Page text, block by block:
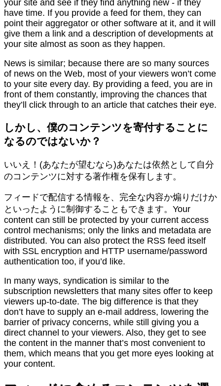
your site and see if they find anything new - if they
have time. If you provide a feed for them, they can
point their aggregator or other software at it, and it will
give them a link and a description of developments at
your site almost as soon as they happen.
News is similar; because there are so many sources
of news on the Web, most of your viewers won’t come
to your site every day. By providing a feed, you are in
front of them constantly, improving the chances that
they’ll click through to an article that catches their eye.
しかし、僕のコンテンツを寄付することに
なるのではないか？
いいえ！(あなたが望むなら)あなたは依然として自分
のコンテンツに対する著作権を保有します。
フィードで配信する情報を、完全な内容か煽りだけか
といったように制御することもできます。Your
content can still be protected by your current access
control mechanisms; only the links and metadata are
distributed. You can also protect the RSS feed itself
with SSL encryption and HTTP username/password
authentication too, if you’d like.
In many ways, syndication is similar to the
subscription newsletters that many sites offer to keep
viewers up-to-date. The big difference is that they
don’t have to supply an e-mail address, lowering the
barrier of privacy concerns, while still giving you a
direct channel to your viewers. Also, they get to see
the content in the manner that’s most convenient to
them, which means that you get more eyes looking at
your content.